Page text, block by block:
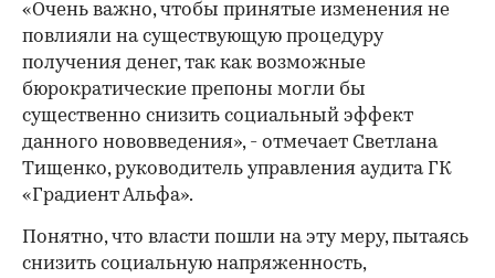
«Очень важно, чтобы принятые изменения не
повлияли на существующую процедуру
получения денег, так как возможные
бюрократические препоны могли бы
существенно снизить социальный эффект
данного нововведения», - отмечает Светлана
Тищенко, руководитель управления аудита ГК
«Градиент Альфа».
Понятно, что власти пошли на эту меру, пытаясь
снизить социальную напряженность,